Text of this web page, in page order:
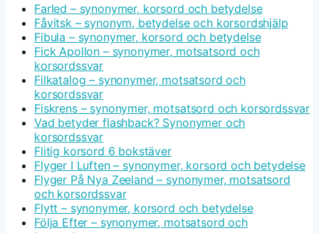
Farled – synonymer, korsord och betydelse
Fåvitsk – synonym, betydelse och korsordshjälp
Fibula – synonymer, korsord och betydelse
Fick Apollon – synonymer, motsatsord och
korsordssvar
Filkatalog – synonymer, motsatsord och
korsordssvar
Fiskrens – synonymer, motsatsord och korsordssvar
Vad betyder flashback? Synonymer och
korsordssvar
Flitig korsord 6 bokstäver
Flyger I Luften – synonymer, korsord och betydelse
Flyger På Nya Zeeland – synonymer, motsatsord
och korsordssvar
Flytt – synonymer, korsord och betydelse
Följa Efter – synonymer, motsatsord och